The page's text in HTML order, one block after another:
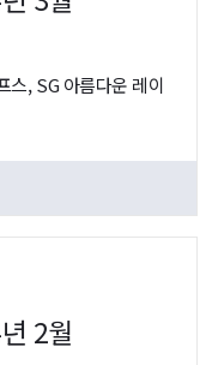
스, SG 아름다운 레이
2월